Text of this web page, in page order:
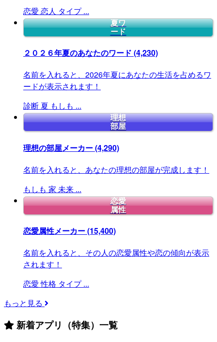
恋愛 恋人 タイプ ...
夏ワ
ード
２０２６年夏のあなたのワード (4,230)
名前を入れると、2026年夏にあなたの生活を占めるワ
ードが表示されます！
診断 夏 もしも ...
理想
部屋
理想の部屋メーカー(4,290)
名前を入れると、あなたの理想の部屋が完成します！
もしも 家 未来 ...
恋愛
属性
恋愛属性メーカー(15,400)
名前を入れると、その人の恋愛属性や恋の傾向が表示
されます！
恋愛 性格 タイプ ...
もっと見る
新着アプリ（特集）一覧